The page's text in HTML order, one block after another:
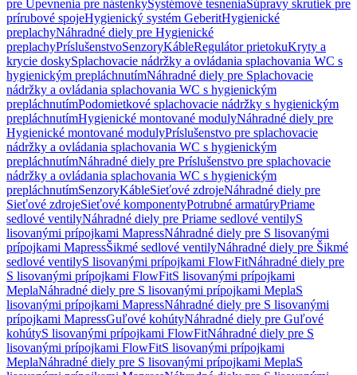
pre Upevnenia pre nástenkySystémové tesneniaSúpravy skrutiek pre
prírubové spojeHygienický systém GeberitHygienické
preplachyNáhradné diely pre Hygienické
preplachyPríslušenstvoSenzoryKábleRegulátor prietokuKryty a
krycie doskySplachovacie nádržky a ovládania splachovania WC s
hygienickým prepláchnutímNáhradné diely pre Splachovacie
nádržky a ovládania splachovania WC s hygienickým
prepláchnutímPodomietkové splachovacie nádržky s hygienickým
prepláchnutímHygienické montované modulyNáhradné diely pre
Hygienické montované modulyPríslušenstvo pre splachovacie
nádržky a ovládania splachovania WC s hygienickým
prepláchnutímNáhradné diely pre Príslušenstvo pre splachovacie
nádržky a ovládania splachovania WC s hygienickým
prepláchnutímSenzoryKábleSieťové zdrojeNáhradné diely pre
Sieťové zdrojeSieťové komponentyPotrubné armatúryPriame
sedlové ventilyNáhradné diely pre Priame sedlové ventilyS
lisovanými prípojkami MapressNáhradné diely pre S lisovanými
prípojkami MapressŠikmé sedlové ventilyNáhradné diely pre Šikmé
sedlové ventilyS lisovanými prípojkami FlowFitNáhradné diely pre
S lisovanými prípojkami FlowFitS lisovanými prípojkami
MeplaNáhradné diely pre S lisovanými prípojkami MeplaS
lisovanými prípojkami MapressNáhradné diely pre S lisovanými
prípojkami MapressGuľové kohútyNáhradné diely pre Guľové
kohútyS lisovanými prípojkami FlowFitNáhradné diely pre S
lisovanými prípojkami FlowFitS lisovanými prípojkami
MeplaNáhradné diely pre S lisovanými prípojkami MeplaS